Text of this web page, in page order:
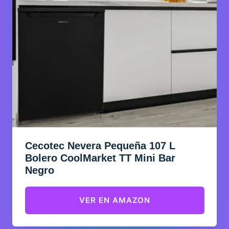
Cecotec Nevera Pequeña 107 L
Bolero CoolMarket TT Mini Bar
Negro
VER EN AMAZON